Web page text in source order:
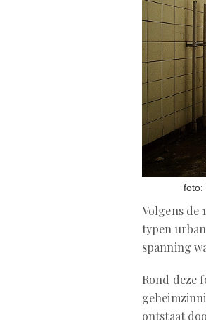
foto:
Volgens de
typen
spanning
Rond deze
ontstaat